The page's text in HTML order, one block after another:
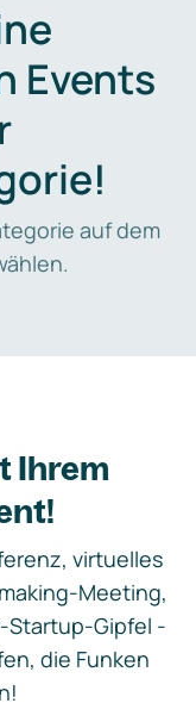
Events
auf dem
Ihrem
virtuelles
Meeting,
Startup-Gipfel -
die Funken